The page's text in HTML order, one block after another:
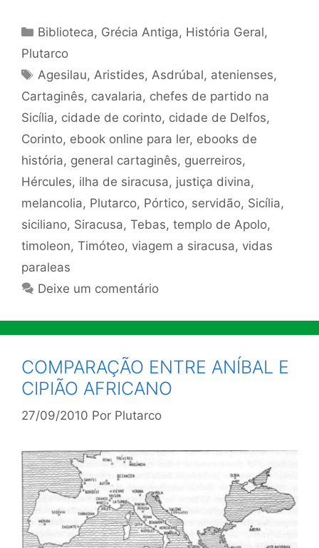
Categorias
Biblioteca, Grécia Antiga, História Geral,
Plutarco
Tags
Agesilau, Aristides, Asdrúbal, atenienses,
Cartaginês, cavalaria, chefes de partido na
Sicília, cidade de corinto, cidade de Delfos,
Corinto, ebook online para ler, ebooks de
história, general cartaginês, guerreiros,
Hércules, ilha de siracusa, justiça divina,
melancolia, Plutarco, Pórtico, servidão, Sicília,
siciliano, Siracusa, Tebas, templo de Apolo,
timoleon, Timóteo, viagem a siracusa, vidas
paraleas
Deixe um comentário
COMPARAÇÃO ENTRE ANÍBAL E
CIPIÃO AFRICANO
27/09/2010 Por Plutarco